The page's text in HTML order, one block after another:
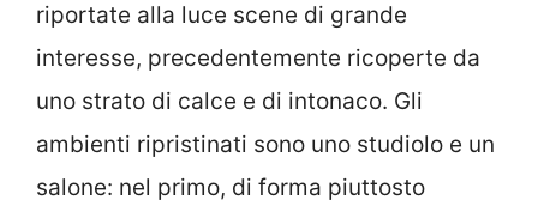
riportate alla luce scene di grande
interesse, precedentemente ricoperte da
uno strato di calce e di intonaco. Gli
ambienti ripristinati sono uno studiolo e un
salone: nel primo, di forma piuttosto